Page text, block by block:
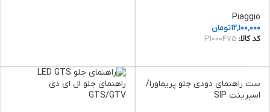
Piaggio
12,100,000تومان
کد کالا: PI000475
ست راهنمای دودی جلو پریماورا/
اسپرینت SIP
راهنمای جلو ال ای دی
GTS/GTV